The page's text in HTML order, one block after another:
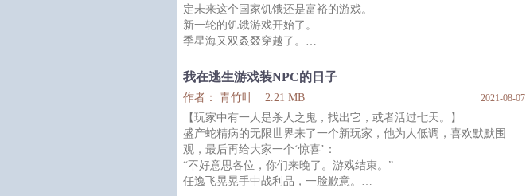
定未来这个国家饥饿还是富裕的游戏。
新一轮的饥饿游戏开始了。
季星海又双叒叕穿越了。
还没搞清楚发生了什么事，一朵哭唧唧的灰黑带褶干巴菌出现在他面
前。
干巴菌，学名干巴糙孢革菌，可食。
与肥瘦相间的猪肉、青辣椒同炒，有腊牛肉、火腿、鱼鲞、风鸡、鸭
胗的香味。
“干巴菌炒饭！”
季星海拿出了锅和铲，还有一碗白米饭。
干巴菌（划掉）美味干巴菌：……！！！
我在逃生游戏装NPC的日子
作者： 青竹叶 2.21 MB 2021-08-07
【玩家中有一人是杀人之鬼，找出它，或者活过七天。】
盛产蛇精病的无限世界来了一个新玩家，他为人低调，喜欢默默围
观，最后再给大家一个‘惊喜’：
“不好意思各位，你们来晚了。游戏结束。”
任逸飞晃晃手中战利品，一脸歉意。